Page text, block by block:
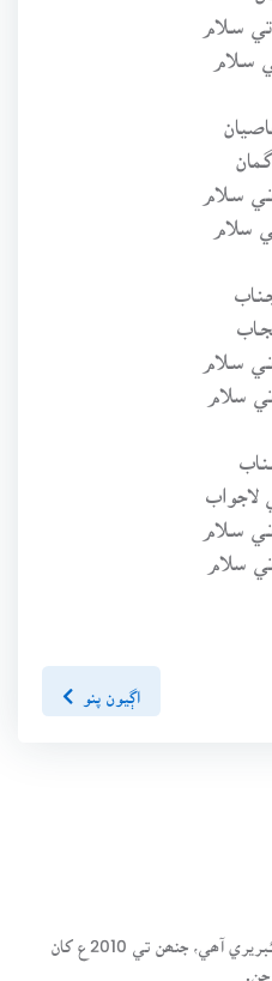
سـلام
سـلام
سـلام
سلام
سـلام
سلام
لاجواب
سـلام
سلام
اڳيون پنو
سنڌسلامت ڪتاب گهر ھڪ آن لائين لائبريري آھي، جنھن تي 2010ع کان